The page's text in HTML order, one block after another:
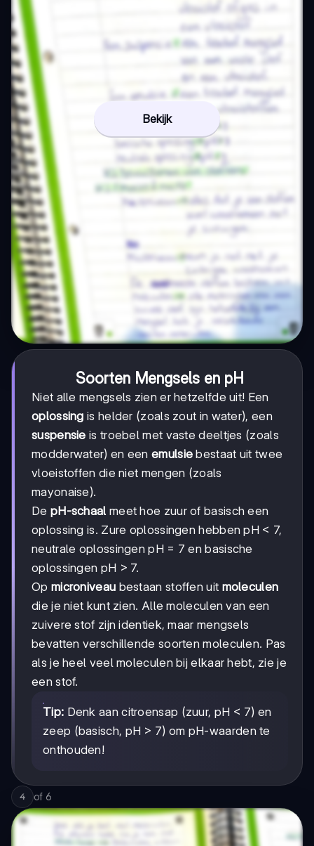
Bekijk
Soorten Mengsels en pH
Niet alle mengsels zien er hetzelfde uit! Een
oplossing is helder (zoals zout in water), een
suspensie is troebel met vaste deeltjes (zoals
modderwater) en eenemulsie bestaat uit twee
vloeistoffen die niet mengen (zoals
mayonaise).
De pH-schaal meet hoe zuur of basisch een
oplossing is. Zure oplossingen hebben pH < 7,
neutrale oplossingen pH = 7 en basische
oplossingen pH > 7.
Op microniveau bestaan stoffen uit moleculen
die je niet kunt zien. Alle moleculen van een
zuivere stof zijn identiek, maar mengsels
bevatten verschillende soorten moleculen. Pas
als je heel veel moleculen bij elkaar hebt, zie je
een stof.
Tip: Denk aan citroensap (zuur, pH < 7) en
zeep (basisch, pH > 7) om pH-waarden te
onthouden!
4 of 6